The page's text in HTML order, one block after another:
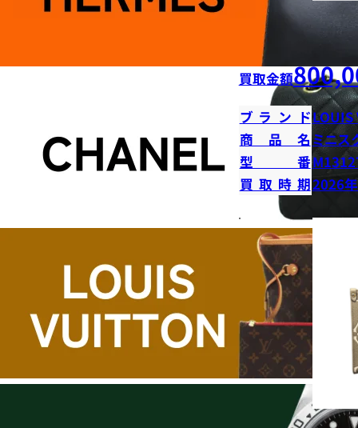
買取金額
ブランドLOUIS
商品名ミニス
型番
買取時期2026